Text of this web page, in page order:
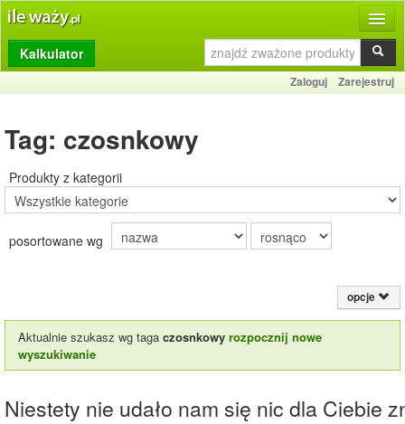
Produkty
Dziennik
Porady
Słownik
Kontakt
Kalkulator
Zaloguj Zarejestruj
Tag: czosnkowy
Produkty z kategorii
posortowane wg
opcje
Aktualnie szukasz wg taga czosnkowy rozpocznij nowe
wyszukiwanie
Niestety nie udało nam się nic dla Ciebie